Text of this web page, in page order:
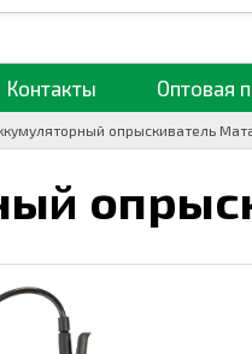
Контакты Оптовая
опрыскиватель